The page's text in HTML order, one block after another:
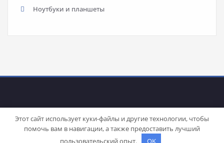
Ноутбуки и планшеты
WordPress | Theme: Stacyby SpiceThemes
Этот сайт использует куки-файлы и другие технологии, чтобы
помочь вам в навигации, а также предоставить лучший
пользовательский опыт.
OK